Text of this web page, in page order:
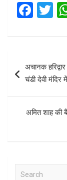
F
ce
o
k
T
tt
er
navigation
अचानक
चंडी देवी मंदिर
अमित शाह की